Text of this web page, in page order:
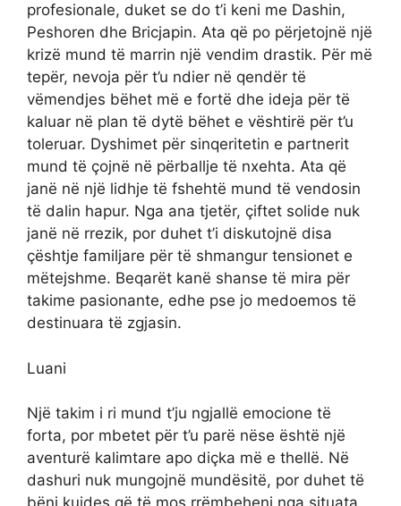
profesionale, duket se do t’i keni me Dashin,
Peshoren dhe Bricjapin. Ata që po përjetojnë një
krizë mund të marrin një vendim drastik. Për më
tepër, nevoja për t’u ndier në qendër të
vëmendjes bëhet më e fortë dhe ideja për të
kaluar në plan të dytë bëhet e vështirë për t’u
toleruar. Dyshimet për sinqeritetin e partnerit
mund të çojnë në përballje të nxehta. Ata që
janë në një lidhje të fshehtë mund të vendosin
të dalin hapur. Nga ana tjetër, çiftet solide nuk
janë në rrezik, por duhet t’i diskutojnë disa
çështje familjare për të shmangur tensionet e
mëtejshme. Beqarët kanë shanse të mira për
takime pasionante, edhe pse jo medoemos të
destinuara të zgjasin.
Luani
Një takim i ri mund t’ju ngjallë emocione të
forta, por mbetet për t’u parë nëse është një
aventurë kalimtare apo diçka më e thellë. Në
dashuri nuk mungojnë mundësitë, por duhet të